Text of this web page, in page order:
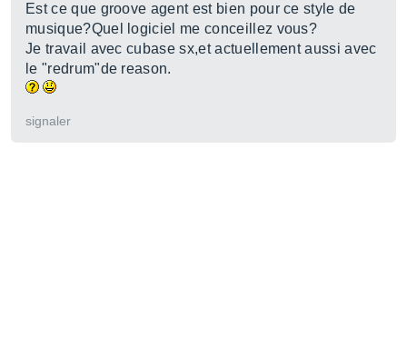
Est ce que groove agent est bien pour ce style de
musique?Quel logiciel me conceillez vous?
Je travail avec cubase sx,et actuellement aussi avec
le "redrum"de reason.
signaler